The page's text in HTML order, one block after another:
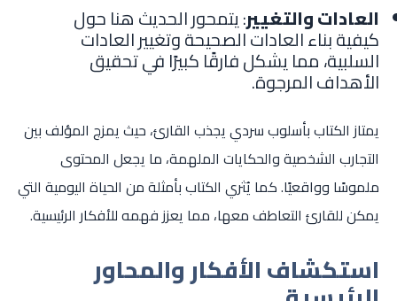
العادات والتغيير: يتمحور الحديث هنا حول
كيفية بناء العادات الصحيحة وتغيير العادات
السلبية، مما يشكل فارقًا كبيرًا في تحقيق
الأهداف المرجوة.
يمتاز الكتاب بأسلوب سردي يجذب القارئ، حيث يمزج المؤلف بين
التجارب الشخصية والحكايات الملهمة، ما يجعل المحتوى
ملموسًا وواقعيًا. كما يُثري الكتاب بأمثلة من الحياة اليومية التي
يمكن للقارئ التعاطف معها، مما يعزز فهمه للأفكار الرئيسية.
استكشاف الأفكار والمحاور